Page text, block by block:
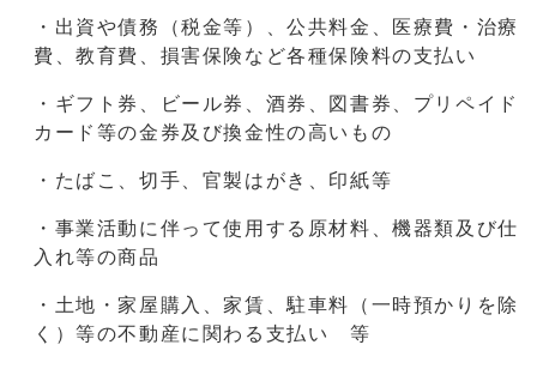
・出資や債務（税金等）、公共料金、医療費・治療
費、教育費、損害保険など各種保険料の支払い
・ギフト券、ビール券、酒券、図書券、プリペイド
カード等の金券及び換金性の高いもの
・たばこ、切手、官製はがき、印紙等
・事業活動に伴って使用する原材料、機器類及び仕
入れ等の商品
・土地・家屋購入、家賃、駐車料（一時預かりを除
く）等の不動産に関わる支払い 等